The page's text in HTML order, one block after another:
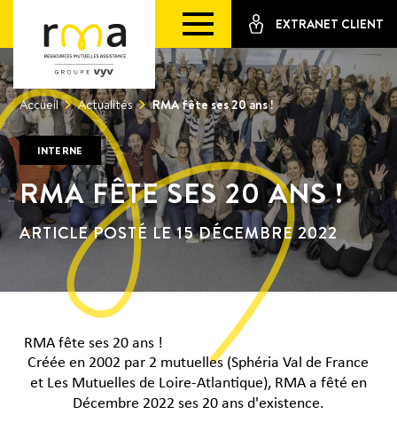
EXTRANET CLIENT
Accueil Actualités RMA fête ses 20 ans !
INTERNE
RMA FÊTE SES 20 ANS !
ARTICLE POSTÉ LE 15 DÉCEMBRE 2022
RMA fête ses 20 ans !
Créée en 2002 par 2 mutuelles (Sphéria Val de France
et Les Mutuelles de Loire-Atlantique), RMA a fêté en
Décembre 2022 ses 20 ans d'existence.